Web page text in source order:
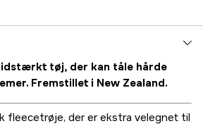
tøj, der kan tåle hårde
Fremstillet i New Zealand.
fleecetrøje, der er ekstra velegnet til